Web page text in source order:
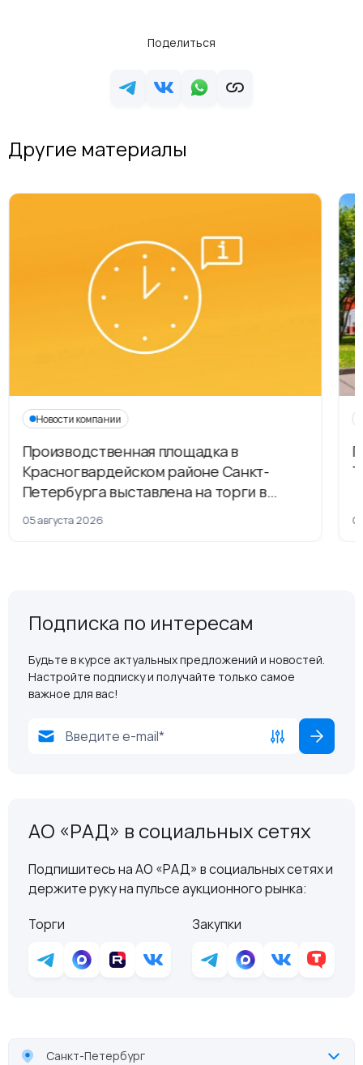
Поделиться
Другие материалы
Новости компании
Производственная площадка в
Красногвардейском районе Санкт-
Петербурга выставлена на торги в
рамках приватизации
05 августа 2026
Подписка по интересам
Будьте в курсе актуальных предложений и новостей.
Настройте подписку и получайте только самое
важное для вас!
АО «РАД» в социальных сетях
Подпишитесь на АО «РАД» в социальных сетях и
держите руку на пульсе аукционного рынка:
Торги
Закупки
Санкт-Петербург